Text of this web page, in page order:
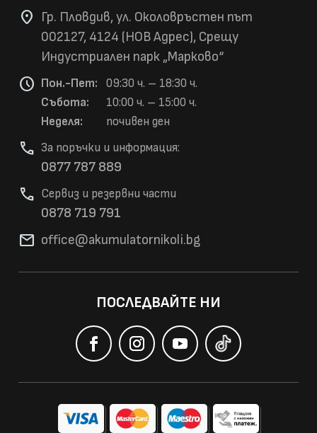
location_on
Гр. Пловдив, ул. Околовръстен път
002127, 4124 (НОВ Адрес), Срещу
Индустриален парк „Марково“
schedule Пон.-Пет:
09:30 ч. – 18:30 ч.
Събота:
10:00 ч. – 15:00 ч.
Неделя:
почивен ден
За поръчки и информация:
phone
0877 787 889
Сервиз и резервни части
phone
0878 719 791
mail office@akumulatornikoli.bg
ПОСЛЕДВАЙТЕ НИ